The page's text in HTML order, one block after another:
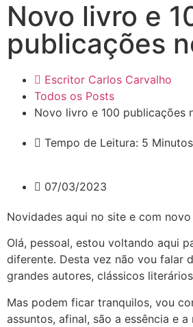
Novo livro e
publicações
Escritor Carlos Carvalho
Todos os Posts
Novo livro e 100 publicações
Tempo de Leitura: 5 Minutos
07/03/2023
Novidades aqui no site e com
Olá, pessoal, estou voltando aqui
diferente. Desta vez não vou falar
grandes autores, clássicos
Mas podem ficar tranquilos, vou
assuntos, afinal, são a essência e